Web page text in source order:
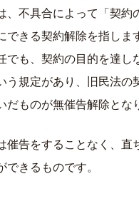
、不具合によって「契約
できる契約解除を指しま
でも、契約の目的を達し
う規定があり、旧民法の
だものが無催告解除とな
催告をすることなく、直
きるものです。